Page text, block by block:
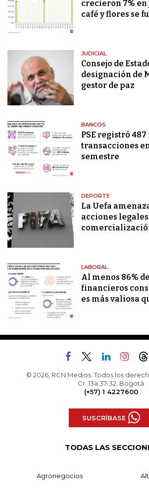
crecieron 7% en
café y flores se
JUDICIAL
Consejo de
designación de
gestor de paz
BANCOS
PSE registró
transacciones
semestre
DEPORTE
La Uefa
acciones
LABORAL
Al menos 86%
financieros
es más valiosa
© 2026, RCN Medios. Todos los
Cr. 13a 37-32, Bogotá
(+57) 1 4227600
SUSCRÍBASE
TODAS LAS
Agronegocios